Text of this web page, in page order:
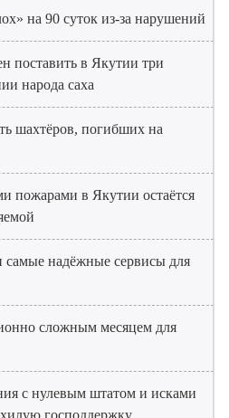
на 90 суток из-за нарушений
поставить в Якутии три
народа саха
шахтёров, погибших на
пожарами в Якутии остаётся
надёжные сервисы для
сложным месяцем для
с нулевым штатом и исками